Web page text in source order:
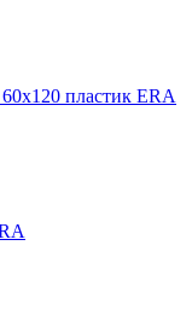
пластик ERA